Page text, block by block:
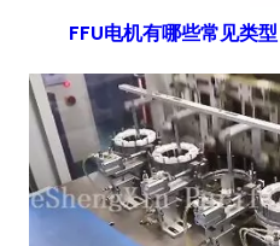
FFU电机有哪些常见类